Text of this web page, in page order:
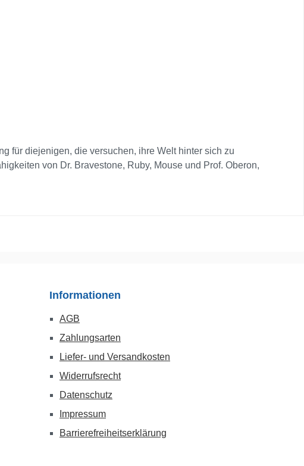
für diejenigen, die versuchen, ihre Welt hinter sich zu
von Dr. Bravestone, Ruby, Mouse und Prof. Oberon,
Informationen
AGB
Zahlungsarten
Liefer- und Versandkosten
Widerrufsrecht
Datenschutz
Impressum
Barrierefreiheitserklärung